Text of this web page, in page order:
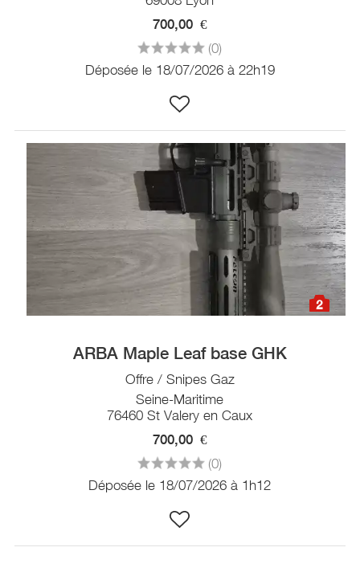
700,00 €
(0)
Déposée le 18/07/2026 à 22h19
2
ARBA Maple Leaf base GHK
Offre / Snipes Gaz
Seine-Maritime
76460 St Valery en Caux
700,00 €
(0)
Déposée le 18/07/2026 à 1h12